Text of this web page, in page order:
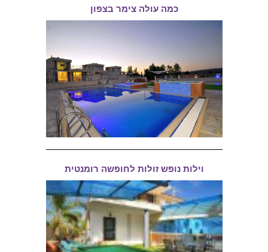
כמה עולה צימר בצפון
וילות נופש זולות לחופשה רומנטית